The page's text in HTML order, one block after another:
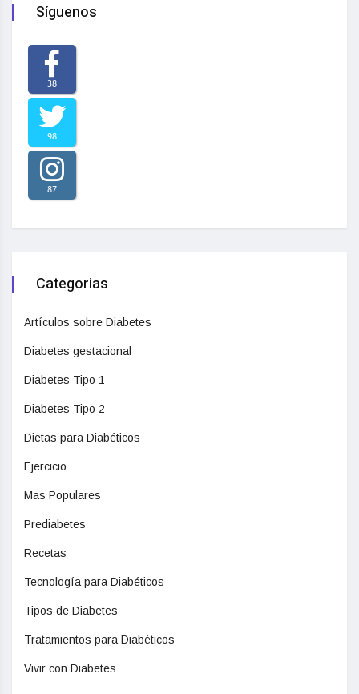
Síguenos
38
98
87
Categorias
Artículos sobre Diabetes
Diabetes gestacional
Diabetes Tipo 1
Diabetes Tipo 2
Dietas para Diabéticos
Ejercicio
Mas Populares
Prediabetes
Recetas
Tecnología para Diabéticos
Tipos de Diabetes
Tratamientos para Diabéticos
Vivir con Diabetes